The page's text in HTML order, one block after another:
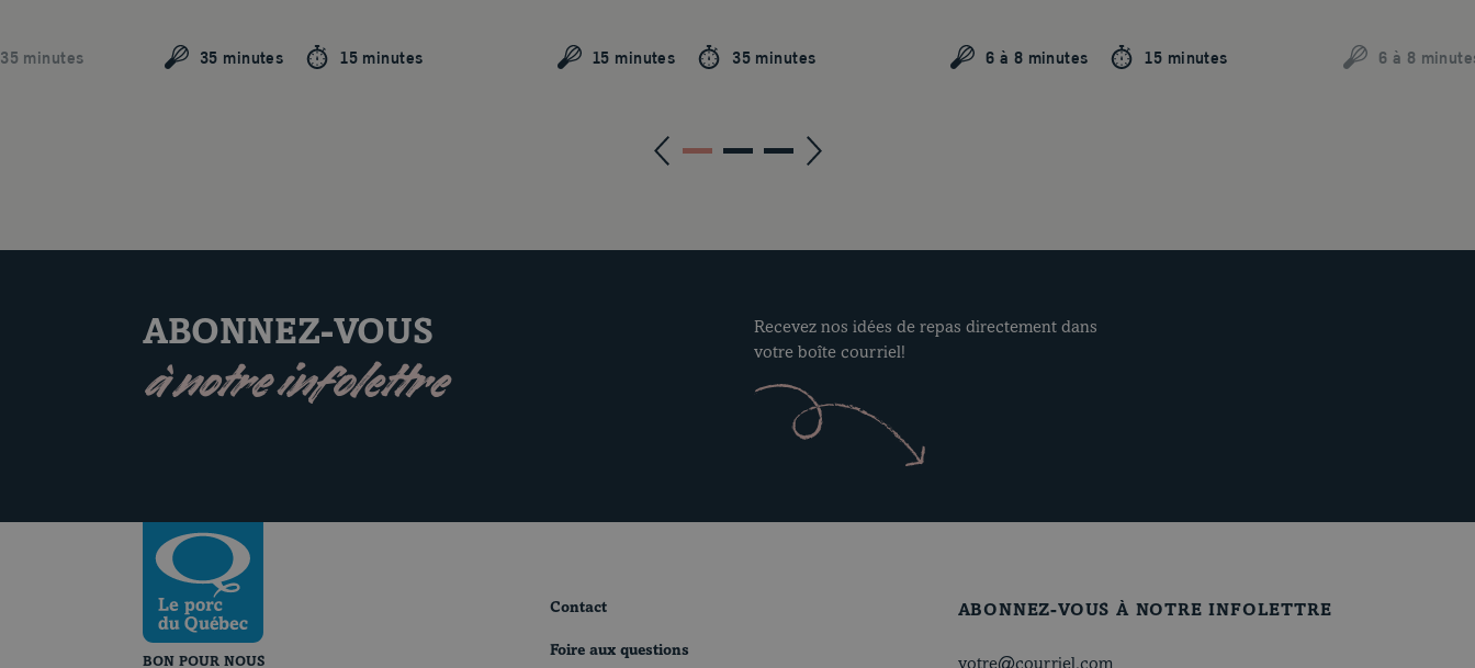
35 minutes 35 minutes 15 minutes 15 minutes 35 minutes 6 à 8 minutes 15 minutes 6 à 8
ABONNEZ-VOUS
à notre infolettre
Recevez nos idées de repas directement dans
votre boîte courriel!
Revenir à la page d’accueil
BON POUR NOUS
Contact
Foire aux questions
ABONNEZ-VOUS À NOTRE INFOLETTRE